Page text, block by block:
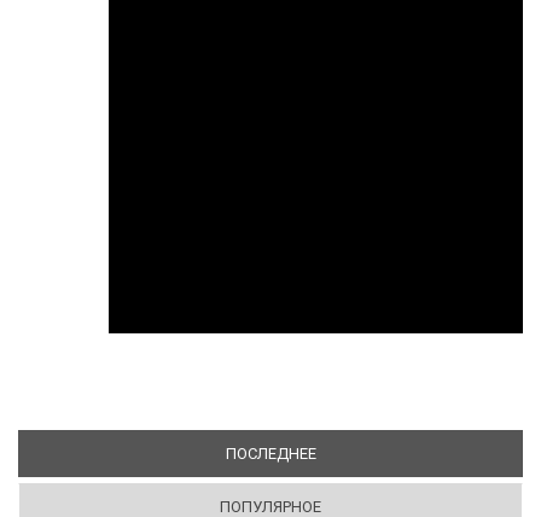
ПОСЛЕДНЕЕ(АКТИВНАЯ ВКЛАДКА)
ПОПУЛЯРНОЕ